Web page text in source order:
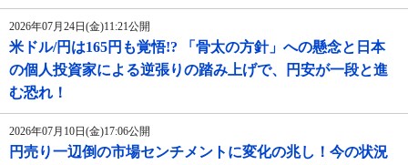
2026年07月24日(金)11:21公開
米ドル/円は165円も覚悟!? 「骨太の方針」への懸念と日本
の個人投資家による逆張りの踏み上げで、円安が一段と進
む恐れ！
2026年07月10日(金)17:06公開
円売り一辺倒の市場センチメントに変化の兆し！今の状況